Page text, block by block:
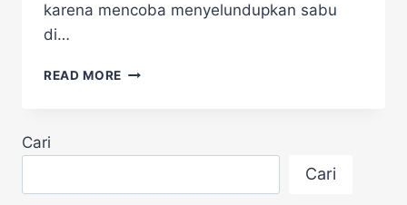
karena mencoba menyelundupkan sabu
di…
READ MORE GEGER!
Cari
Cari